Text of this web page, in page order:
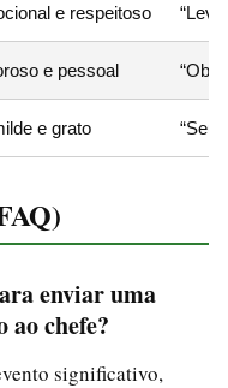
e respeitoso
e pessoal
e grato “Seu
enviar uma
ao chefe?
significativo,